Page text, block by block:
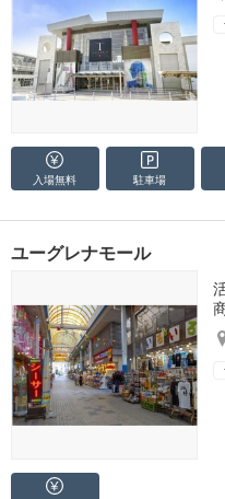
入場無料 駐車場
ユーグレナモール